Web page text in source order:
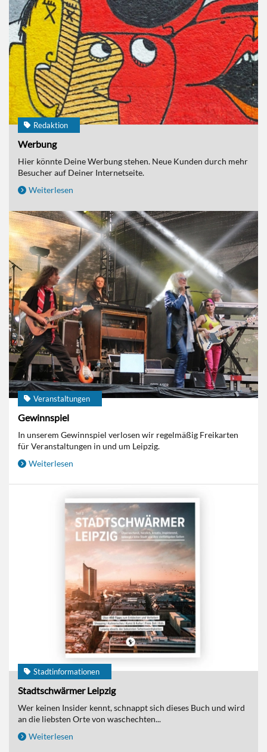
Redaktion
Werbung
Hier könnte Deine Werbung stehen. Neue Kunden durch mehr
Besucher auf Deiner Internetseite.
Weiterlesen
Veranstaltungen
Gewinnspiel
In unserem Gewinnspiel verlosen wir regelmäßig Freikarten
für Veranstaltungen in und um Leipzig.
Weiterlesen
Stadtinformationen
Stadtschwärmer Leipzig
Wer keinen Insider kennt, schnappt sich dieses Buch und wird
an die liebsten Orte von waschechten...
Weiterlesen